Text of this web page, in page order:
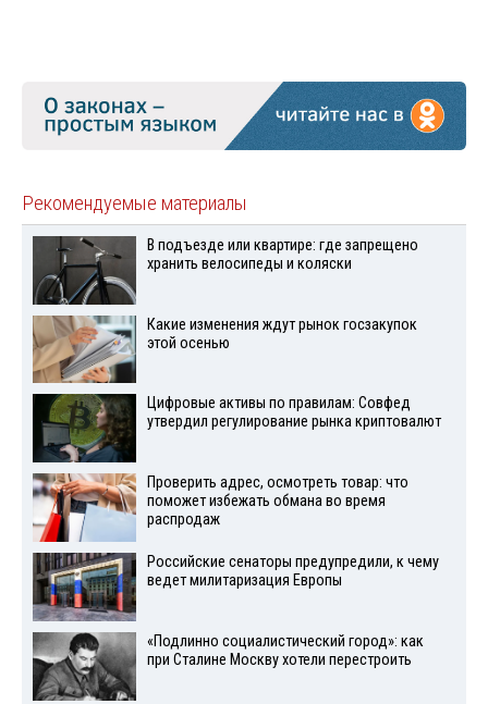
Рекомендуемые материалы
В подъезде или квартире: где запрещено
хранить велосипеды и коляски
Какие изменения ждут рынок госзакупок
этой осенью
Цифровые активы по правилам: Совфед
утвердил регулирование рынка криптовалют
Проверить адрес, осмотреть товар: что
поможет избежать обмана во время
распродаж
Российские сенаторы предупредили, к чему
ведет милитаризация Европы
«Подлинно социалистический город»: как
при Сталине Москву хотели перестроить